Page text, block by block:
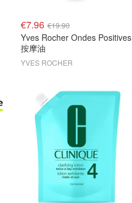
€7.96 €19.90
Yves Rocher Ondes Positives
按摩油
YVES ROCHER